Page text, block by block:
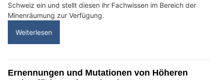
Schweiz ein und stellt diesen ihr Fachwissen im Bereich der
Minenräumung zur Verfügung.
Weiterlesen
Ernennungen und Mutationen von Höheren